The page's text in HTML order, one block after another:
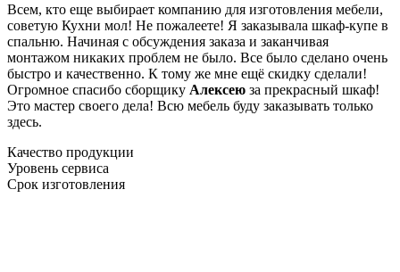
Всем, кто еще выбирает компанию для изготовления мебели,
советую Кухни мол! Не пожалеете! Я заказывала шкаф-купе в
спальню. Начиная с обсуждения заказа и заканчивая
монтажом никаких проблем не было. Все было сделано очень
быстро и качественно. К тому же мне ещё скидку сделали!
Огромное спасибо сборщику Алексею за прекрасный шкаф!
Это мастер своего дела! Всю мебель буду заказывать только
здесь.
Качество продукции
Уровень сервиса
Срок изготовления